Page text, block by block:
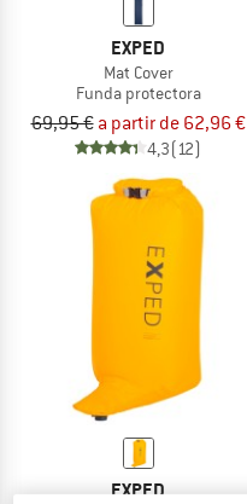
EXPED
Mat Cover
Funda protectora
69,95 € a partir de 62,96 €
4,3(12)
EXPED